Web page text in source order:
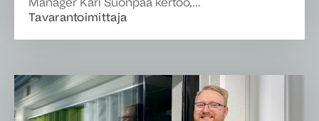
Manager Kari Suonpää kertoo,...
Tavarantoimittaja